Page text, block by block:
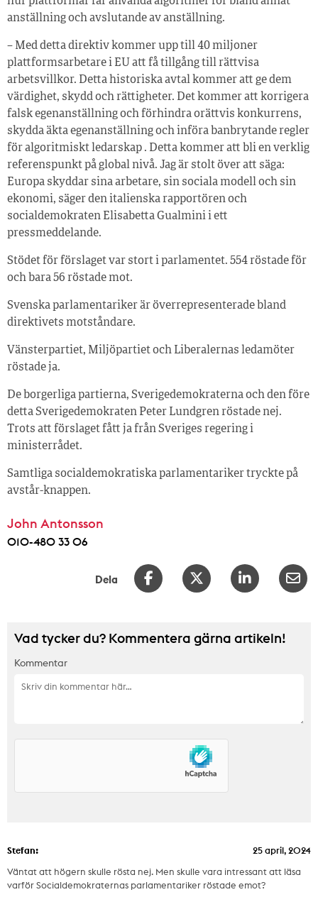
anställning och avslutande av anställning.
– Med detta direktiv kommer upp till 40 miljoner
plattformsarbetare i EU att få tillgång till rättvisa
arbetsvillkor. Detta historiska avtal kommer att ge dem
värdighet, skydd och rättigheter. Det kommer att korrigera
falsk egenanställning och förhindra orättvis konkurrens,
skydda äkta egenanställning och införa banbrytande regler
för algoritmiskt ledarskap . Detta kommer att bli en verklig
referenspunkt på global nivå. Jag är stolt över att säga:
Europa skyddar sina arbetare, sin sociala modell och sin
ekonomi, säger den italienska rapportören och
socialdemokraten Elisabetta Gualmini i ett
pressmeddelande.
Stödet för förslaget var stort i parlamentet. 554 röstade för
och bara 56 röstade mot.
Svenska parlamentariker är överrepresenterade bland
direktivets motståndare.
Vänsterpartiet, Miljöpartiet och Liberalernas ledamöter
röstade ja.
De borgerliga partierna, Sverigedemokraterna och den före
detta Sverigedemokraten Peter Lundgren röstade nej.
Trots att förslaget fått ja från Sveriges regering i
ministerrådet.
Samtliga socialdemokratiska parlamentariker tryckte på
avstår-knappen.
John Antonsson
010-480 33 06
Dela
Vad tycker du? Kommentera gärna artikeln!
Kommentar
Stefan:
25 april, 2024
Väntat att högern skulle rösta nej. Men skulle vara intressant att läsa
varför Socialdemokraternas parlamentariker röstade emot?